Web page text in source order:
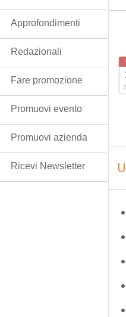
Approfondimenti
Redazionali
Fare promozione
Promuovi evento
Promuovi azienda
Ricevi Newsletter